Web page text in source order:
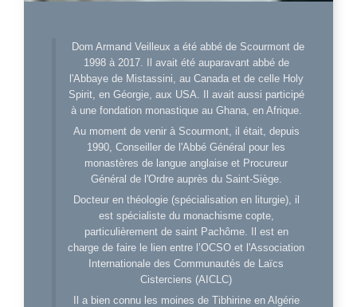
Dom Armand Veilleux a été abbé de Scourmont de
1998 à 2017. Il avait été auparavant abbé de
l'Abbaye de Mistassini, au Canada et de celle Holy
Spirit, en Géorgie, aux USA. Il avait aussi participé
à une fondation monastique au Ghana, en Afrique.
Au moment de venir à Scourmont, il était, depuis
1990, Conseiller de l'Abbé Général pour les
monastères de langue anglaise et Procureur
Général de l'Ordre auprès du Saint-Siège.
Docteur en théologie (spécialisation en liturgie), il
est spécialiste du monachisme copte,
particulièrement de saint Pachôme. Il est en
charge de faire le lien entre l’OCSO et l'Association
Internationale des Communautés de Laïcs
Cisterciens (AICLC)
Il a bien connu les moines de Tibhirine en Algérie